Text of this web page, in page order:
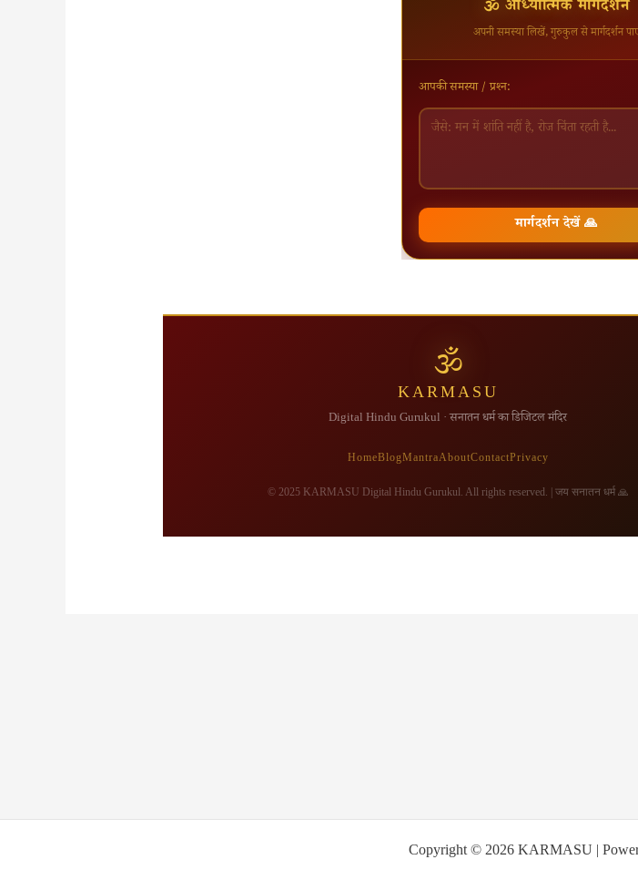
🕉 आध्यात्मिक मार्गदर्शन
अपनी समस्या लिखें, गुरुकुल से मार्गदर्शन
आपकी समस्या / प्रश्न:
मार्गदर्शन देखें 🙏
🕉
KARMASU
Digital Hindu Gurukul · सनातन धर्म का डिजिटल मंदिर
HomeBlogMantraAboutContactPrivacy
© 2025 KARMASU Digital Hindu Gurukul. All rights reserved. | जय सनातन धर्म 🙏
Copyright © 2026 KARMASU |